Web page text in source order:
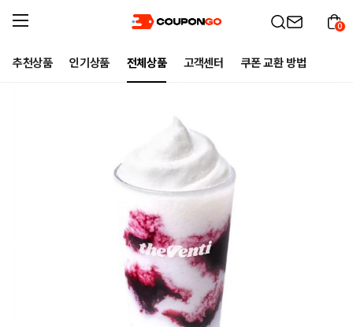
추천상품 인기상품 전체상품 고객센터 쿠폰 교환 방법
0